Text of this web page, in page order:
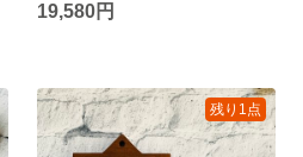
19,580円
残り1点